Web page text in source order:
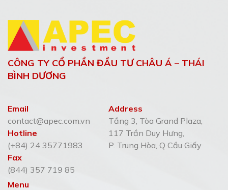
CÔNG TY CỔ PHẦN ĐẦU TƯ CHÂU Á – THÁI
BÌNH DƯƠNG
Email
contact@apec.com.vn
Hotline
(+84) 24 35771983
Fax
(844) 357 719 85
Address
Tầng 3, Tòa Grand Plaza,
117 Trần Duy Hưng,
P. Trung Hòa, Q Cầu Giấy
Menu